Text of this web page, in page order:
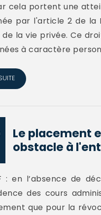
cela portent une
par l'article 2 de la
la vie privée. Ce
à caractère
Le placement
obstacle à
: en l’absence de
des cours
que pour la